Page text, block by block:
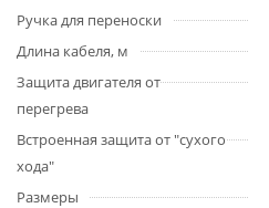
Ручка для переноски
Длина кабеля, м
Защита двигателя от
перегрева
Встроенная защита от "сухого
хода"
Размеры